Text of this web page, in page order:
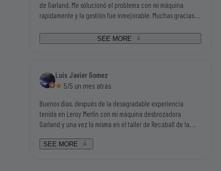
de Garland. Me solucionó el problema con mi máquina
rapidamente y la gestión fue inmejorable. Muchas gracias
SEE MORE
Luis Javier Gomez
5/5 un mes atrás
Buenos días, después de la desagradable experiencia
tenida en Leroy Merlín con mi máquina desbrozadora
Garland y una vez la misma en el taller de Recaball de la
atendidos por Lorena y por Daniel que han sido dos
SEE MORE